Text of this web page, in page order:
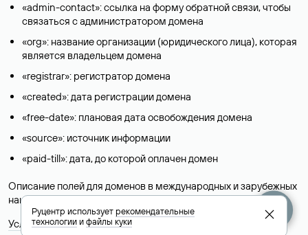
«admin-contact»: ссылка на форму обратной связи, чтобы
связаться с администратором домена
«org»: название организации (юридического лица), которая
является владельцем домена
«registrar»: регистратор домена
«created»: дата регистрации домена
«free-date»: плановая дата освобождения домена
«source»: источник информации
«paid-till»: дата, до которой оплачен домен
Описание полей для доменов в международных и зарубежных
национальных доменах представлены в разделе «Помощь».
Условия использования Whois-сервиса
Руцентр используетрекомендательные
технологииифайлы куки